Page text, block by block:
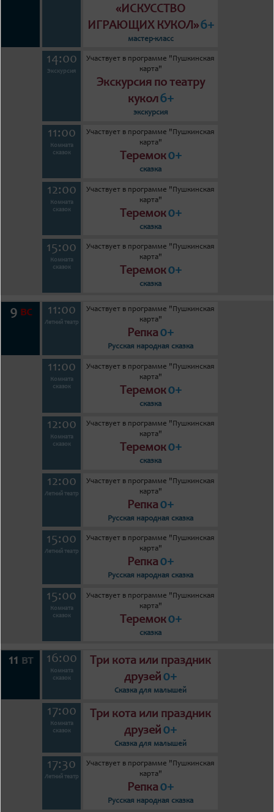
«ИСКУССТВО
ИГРАЮЩИХ КУКОЛ»6+
мастер-класс
14:00
Экскурсия
Участвует в программе "Пушкинская
карта"
Экскурсия по театру
кукол6+
экскурсия
11:00
Комната
сказок
Участвует в программе "Пушкинская
карта"
Теремок0+
сказка
12:00
Комната
сказок
Участвует в программе "Пушкинская
карта"
Теремок0+
сказка
15:00
Комната
сказок
Участвует в программе "Пушкинская
карта"
Теремок0+
сказка
9вс 11:00
Летний театр
Участвует в программе "Пушкинская
карта"
Репка0+
Русская народная сказка
11:00
Комната
сказок
Участвует в программе "Пушкинская
карта"
Теремок0+
сказка
12:00
Комната
сказок
Участвует в программе "Пушкинская
карта"
Теремок0+
сказка
12:00
Летний театр
Участвует в программе "Пушкинская
карта"
Репка0+
Русская народная сказка
15:00
Летний театр
Участвует в программе "Пушкинская
карта"
Репка0+
Русская народная сказка
15:00
Комната
сказок
Участвует в программе "Пушкинская
карта"
Теремок0+
сказка
11 вт 16:00
Комната
сказок
Три кота или праздник
друзей0+
Сказка для малышей
17:00
Комната
сказок
Три кота или праздник
друзей0+
Сказка для малышей
17:30
Летний театр
Участвует в программе "Пушкинская
карта"
Репка0+
Русская народная сказка